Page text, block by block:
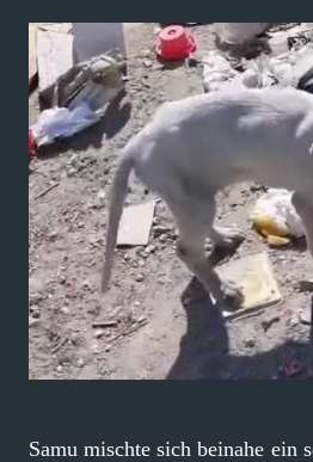
Samu mischte sich beinahe ein